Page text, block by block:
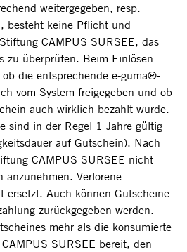
weitergegeben, resp.
besteht keine Pflicht und
CAMPUS SURSEE, das
zu überprüfen. Beim Einlösen
die entsprechende e-guma®-
vom System freigegeben und ob
auch wirklich bezahlt wurde.
sind in der Regel 1 Jahre gültig
auf Gutschein). Nach
CAMPUS SURSEE nicht
anzunehmen. Verlorene
ersetzt. Auch können Gutscheine
zurückgegeben werden.
mehr als die konsumierte
SURSEE bereit, den